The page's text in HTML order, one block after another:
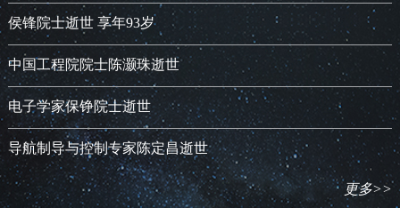
侯锋院士逝世 享年93岁
中国工程院院士陈灏珠逝世
电子学家保铮院士逝世
导航制导与控制专家陈定昌逝世
更多>>